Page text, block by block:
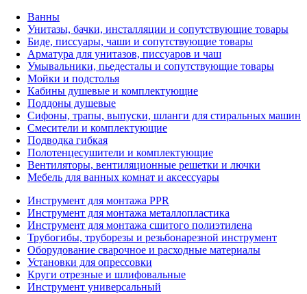
Ванны
Унитазы, бачки, инсталляции и сопутствующие товары
Биде, писсуары, чаши и сопутствующие товары
Арматура для унитазов, писсуаров и чаш
Умывальники, пьедесталы и сопутствующие товары
Мойки и подстолья
Кабины душевые и комплектующие
Поддоны душевые
Сифоны, трапы, выпуски, шланги для стиральных машин
Смесители и комплектующие
Подводка гибкая
Полотенцесушители и комплектующие
Вентиляторы, вентиляционные решетки и лючки
Мебель для ванных комнат и аксессуары
Инструмент для монтажа PPR
Инструмент для монтажа металлопластика
Инструмент для монтажа сшитого полиэтилена
Трубогибы, труборезы и резьбонарезной инструмент
Оборудование сварочное и расходные материалы
Установки для опрессовки
Круги отрезные и шлифовальные
Инструмент универсальный